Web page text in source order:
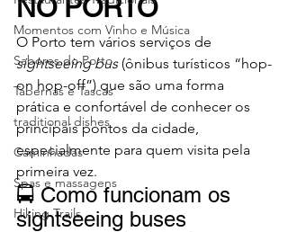
Momentos com Vinho e Música
Sabores do Porto
Tabernas e Tascas
traditional dishes
Caminhadas
Spas e massagens
Hiking Trails
NO PORTO
O Porto tem vários serviços de
sightseeing bus (ônibus turísticos “hop-
on hop-off”) que são uma forma
prática e confortável de conhecer os
principais pontos da cidade,
especialmente para quem visita pela
primeira vez.
🚍 Como funcionam os
sightseeing buses